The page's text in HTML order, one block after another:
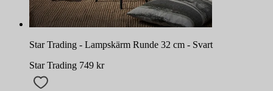
Star Trading - Lampskärm Runde 32 cm - Svart
Star Trading 749 kr